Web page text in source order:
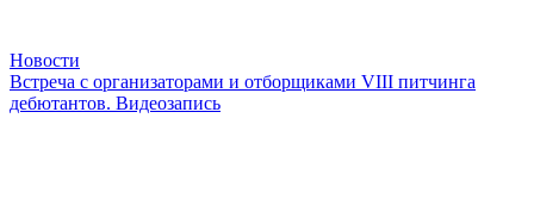
Новости
Встреча с организаторами и отборщиками VIII питчинга
дебютантов. Видеозапись